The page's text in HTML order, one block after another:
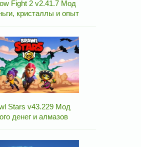
Fight 2 v2.41.7 Мод
кристаллы и опыт
Stars v43.229 Мод
денег и алмазов